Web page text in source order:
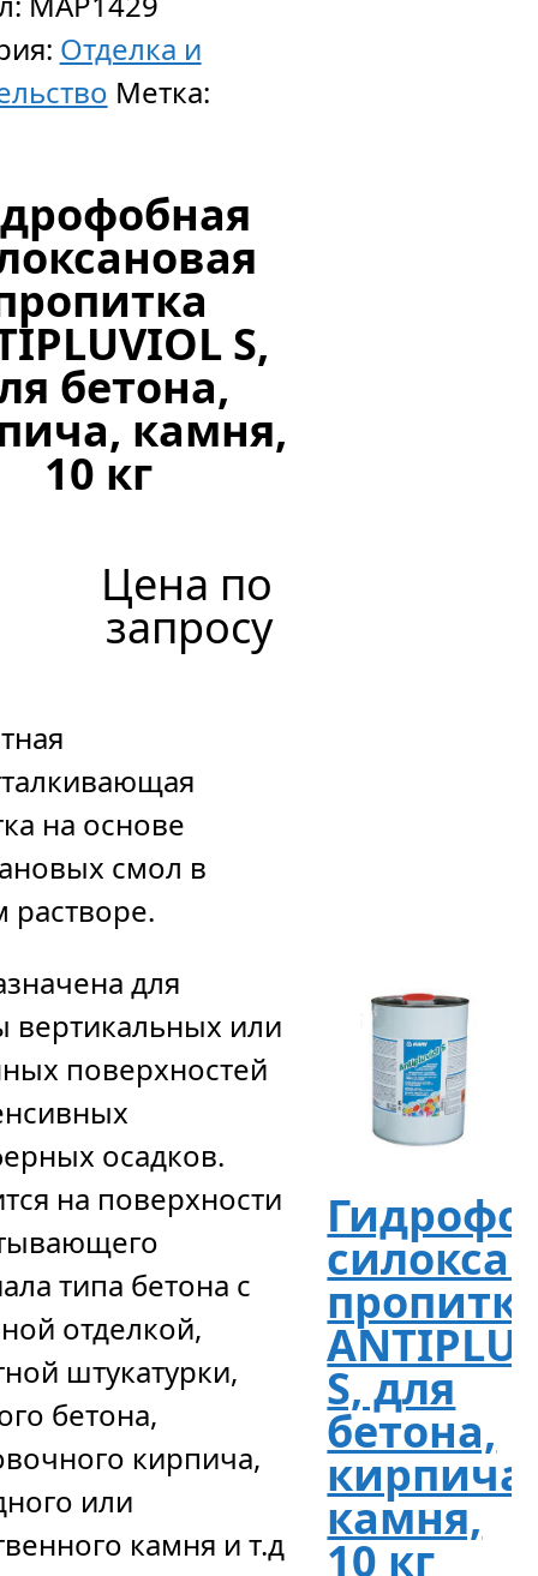
Отделка и
Метка:
S,
бетона,
камня,
10 кг
Цена по
запросу
на основе
смол в
растворе.
для
вертикальных или
поверхностей
осадков.
на поверхности
типа бетона с
отделкой,
штукатурки,
бетона,
кирпича,
или
камня и т.д
S, для
бетона,
кирпича,
камня,
10 кг